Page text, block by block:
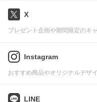
X
プレゼント企画や期間限定のキ
Instagram
おすすめ商品やオリジナルデザ
LINE